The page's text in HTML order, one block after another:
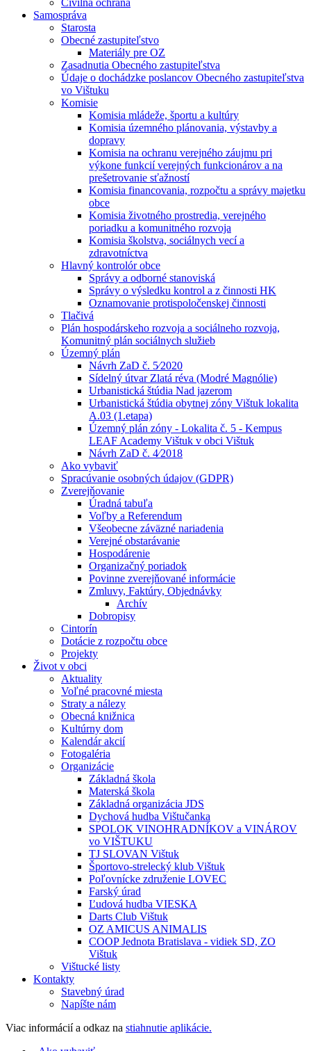
Civilná ochrana
Samospráva
Starosta
Obecné zastupiteľstvo
Materiály pre OZ
Zasadnutia Obecného zastupiteľstva
Údaje o dochádzke poslancov Obecného zastupiteľstva
vo Vištuku
Komisie
Komisia mládeže, športu a kultúry
Komisia územného plánovania, výstavby a
dopravy
Komisia na ochranu verejného záujmu pri
výkone funkcií verejných funkcionárov a na
prešetrovanie sťažností
Komisia financovania, rozpočtu a správy majetku
obce
Komisia životného prostredia, verejného
poriadku a komunitného rozvoja
Komisia školstva, sociálnych vecí a
zdravotníctva
Hlavný kontrolór obce
Správy a odborné stanoviská
Správy o výsledku kontrol a z činnosti HK
Oznamovanie protispoločenskej činnosti
Tlačivá
Plán hospodárskeho rozvoja a sociálneho rozvoja,
Komunitný plán sociálnych služieb
Územný plán
Návrh ZaD č. 5⁄2020
Sídelný útvar Zlatá réva (Modré Magnólie)
Urbanistická štúdia Nad jazerom
Urbanistická štúdia obytnej zóny Vištuk lokalita
A.03 (1.etapa)
Územný plán zóny - Lokalita č. 5 - Kempus
LEAF Academy Vištuk v obci Vištuk
Návrh ZaD č. 4⁄2018
Ako vybaviť
Spracúvanie osobných údajov (GDPR)
Zverejňovanie
Úradná tabuľa
Voľby a Referendum
Všeobecne záväzné nariadenia
Verejné obstarávanie
Hospodárenie
Organizačný poriadok
Povinne zverejňované informácie
Zmluvy, Faktúry, Objednávky
Archív
Dobropisy
Cintorín
Dotácie z rozpočtu obce
Projekty
Život v obci
Aktuality
Voľné pracovné miesta
Straty a nálezy
Obecná knižnica
Kultúrny dom
Kalendár akcií
Fotogaléria
Organizácie
Základná škola
Materská škola
Základná organizácia JDS
Dychová hudba Vištučanka
SPOLOK VINOHRADNÍKOV a VINÁROV
vo VIŠTUKU
TJ SLOVAN Vištuk
Športovo-strelecký klub Vištuk
Poľovnícke združenie LOVEC
Farský úrad
Ľudová hudba VIESKA
Darts Club Vištuk
OZ AMICUS ANIMALIS
COOP Jednota Bratislava - vidiek SD, ZO
Vištuk
Vištucké listy
Kontakty
Stavebný úrad
Napíšte nám
Viac informácií a odkaz na stiahnutie aplikácie.